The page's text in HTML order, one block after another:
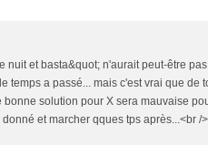
nuit et basta&quot; n'aurait peut-être
temps a passé... mais c'est vrai que de
solution pour X sera mauvaise
et marcher qques tps après...<br /